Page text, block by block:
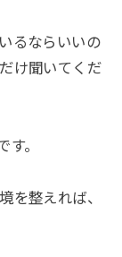
るならいいの
け聞いてくだ
。
を整えれば、